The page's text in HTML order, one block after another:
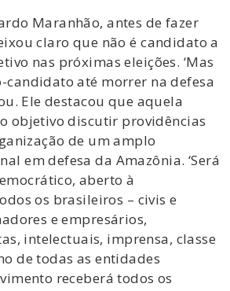
Maranhão, antes de fazer
claro que não é candidato a
nas próximas eleições. ‘Mas
até morrer na defesa
Ele destacou que aquela
objetivo discutir providências
de um amplo
em defesa da Amazônia. ‘Será
aberto à
os brasileiros – civis e
e empresários,
intelectuais, imprensa, classe
de todas as entidades
receberá todos os